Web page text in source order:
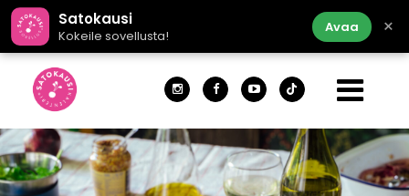
Satokausi
Kokeile sovellusta!
Avaa ×